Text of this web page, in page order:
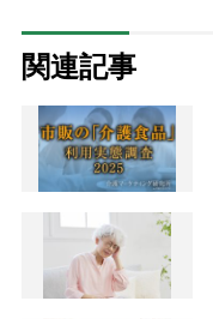
関連記事